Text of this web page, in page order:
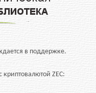
в поддержке.
ZEC: